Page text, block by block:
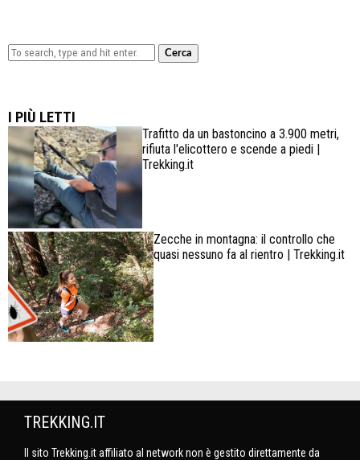
Cerca
I PIÙ LETTI
Trafitto da un bastoncino a 3.900 metri,
rifiuta l'elicottero e scende a piedi |
Trekking.it
Zecche in montagna: il controllo che
quasi nessuno fa al rientro | Trekking.it
TREKKING.IT
Il sito Trekking.it affiliato al network non è gestito direttamente da